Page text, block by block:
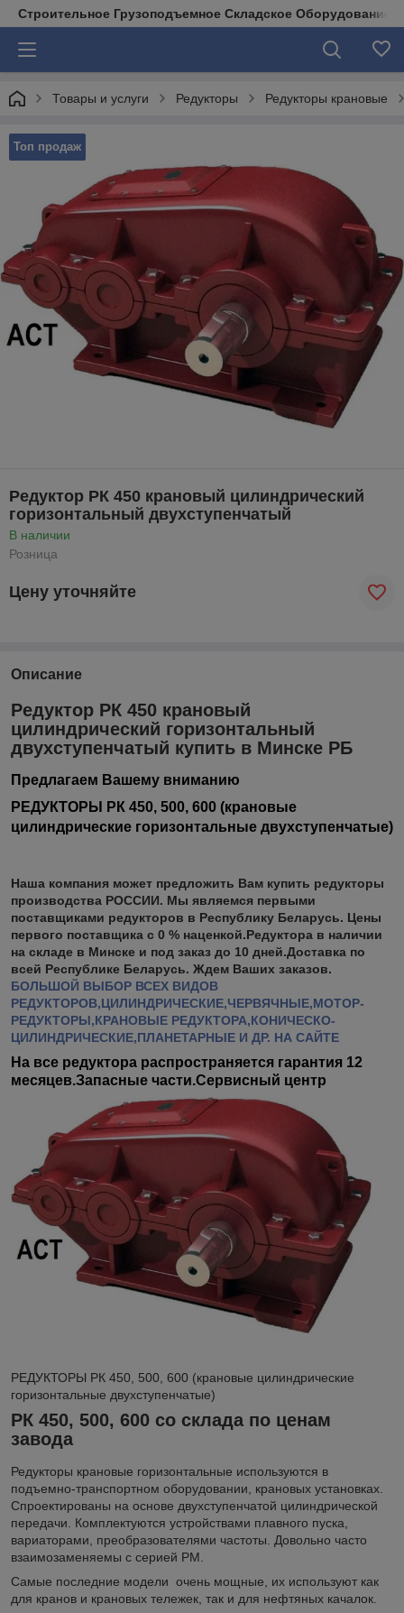
Строительное Грузоподъемное Складское Оборудование
Товары и услуги Редукторы Редукторы крановые
Топ продаж
Редуктор РК 450 крановый цилиндрический
горизонтальный двухступенчатый
В наличии
Розница
Цену уточняйте
Описание
Редуктор РК 450 крановый
цилиндрический горизонтальный
двухступенчатый купить в Минске РБ
Предлагаем Вашему вниманию
РЕДУКТОРЫ РК 450, 500, 600 (крановые
цилиндрические горизонтальные двухступенчатые)
Наша компания может предложить Вам купить редукторы
производства РОССИИ. Мы являемся первыми
поставщиками редукторов в Республику Беларусь. Цены
первого поставщика с 0 % наценкой.Редуктора в наличии
на складе в Минске и под заказ до 10 дней.Доставка по
всей Республике Беларусь. Ждем Ваших заказов.
БОЛЬШОЙ ВЫБОР ВСЕХ ВИДОВ
РЕДУКТОРОВ,ЦИЛИНДРИЧЕСКИЕ,ЧЕРВЯЧНЫЕ,МОТОР-
РЕДУКТОРЫ,КРАНОВЫЕ РЕДУКТОРА,КОНИЧЕСКО-
ЦИЛИНДРИЧЕСКИЕ,ПЛАНЕТАРНЫЕ И ДР. НА САЙТЕ
На все редуктора распространяется гарантия 12
месяцев.Запасные части.Сервисный центр
РЕДУКТОРЫ РК 450, 500, 600 (крановые цилиндрические
горизонтальные двухступенчатые)
РК 450, 500, 600 со склада по ценам
завода
Редукторы крановые горизонтальные используются в
подъемно-транспортном оборудовании, крановых установках.
Спроектированы на основе двухступенчатой цилиндрической
передачи. Комплектуются устройствами плавного пуска,
вариаторами, преобразователями частоты. Довольно часто
взаимозаменяемы с серией РМ.
Самые последние модели очень мощные, их используют как
для кранов и крановых тележек, так и для нефтяных качалок.